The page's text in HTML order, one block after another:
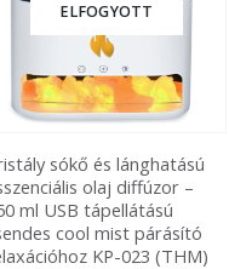
ELFOGYOTT
sókő és lánghatású
olaj diffúzor –
ml USB tápellátású
cool mist párásító
KP-023 (THM)